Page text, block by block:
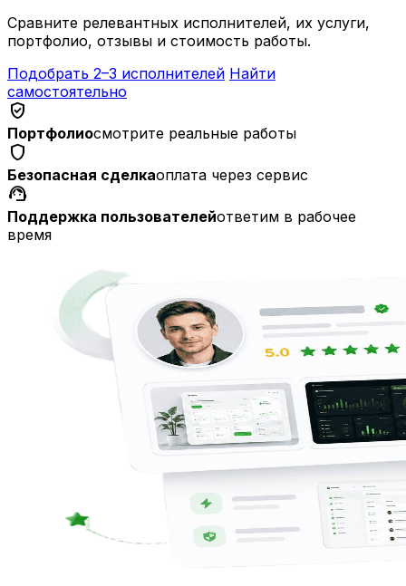
Сравните релевантных исполнителей, их услуги,
портфолио, отзывы и стоимость работы.
Подобрать 2–3 исполнителей Найти
самостоятельно
verified_user
Портфолиосмотрите реальные работы
shield
Безопасная сделкаоплата через сервис
support_agent
Поддержка пользователейответим в рабочее
время